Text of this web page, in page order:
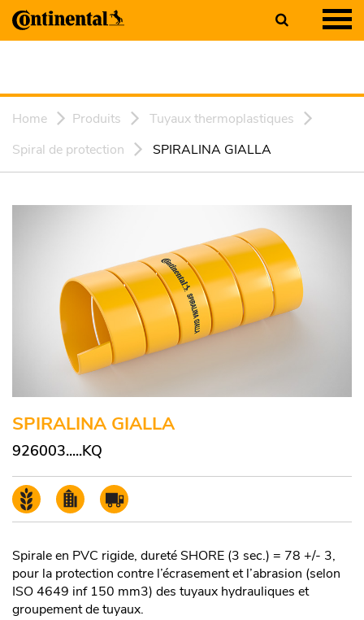
Home Produits
Tuyaux thermoplastiques
Spiral de protection
SPIRALINA GIALLA
SPIRALINA GIALLA
926003.....KQ
Spirale en PVC rigide, dureté SHORE (3 sec.) = 78 +/- 3,
pour la protection contre l’écrasement et l’abrasion (selon
ISO 4649 inf 150 mm3) des tuyaux hydrauliques et
groupement de tuyaux.